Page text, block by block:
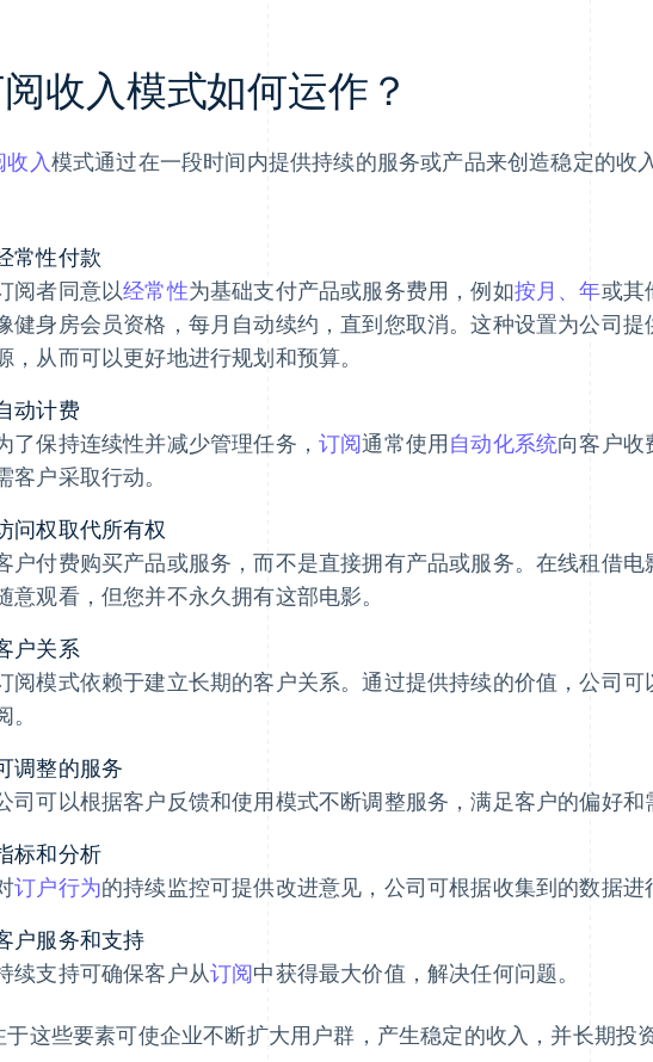
收入模式如何运作？
收入模式通过在一段时间内提供持续的服务或产品来创造稳定的收
常性付款
阅者同意以经常性为基础支付产品或服务费用，例如按月、年或其
健身房会员资格，每月自动续约，直到您取消。这种设置为公司
，从而可以更好地进行规划和预算。
动计费
了保持连续性并减少管理任务， 订阅通常使用自动化系统向客户收
客户采取行动。
问权取代所有权
户付费购买产品或服务，而不是直接拥有产品或服务。在线租借
意观看，但您并不永久拥有这部电影。
户关系
阅模式依赖于建立长期的客户关系。通过提供持续的价值，公司
。
调整的服务
司可以根据客户反馈和使用模式不断调整服务，满足客户的偏好和
标和分析
订户行为的持续监控可提供改进意见，公司可根据收集到的数据进
户服务和支持
续支持可确保客户从订阅中获得最大价值，解决任何问题。
于这些要素可使企业不断扩大用户群，产生稳定的收入，并长期投